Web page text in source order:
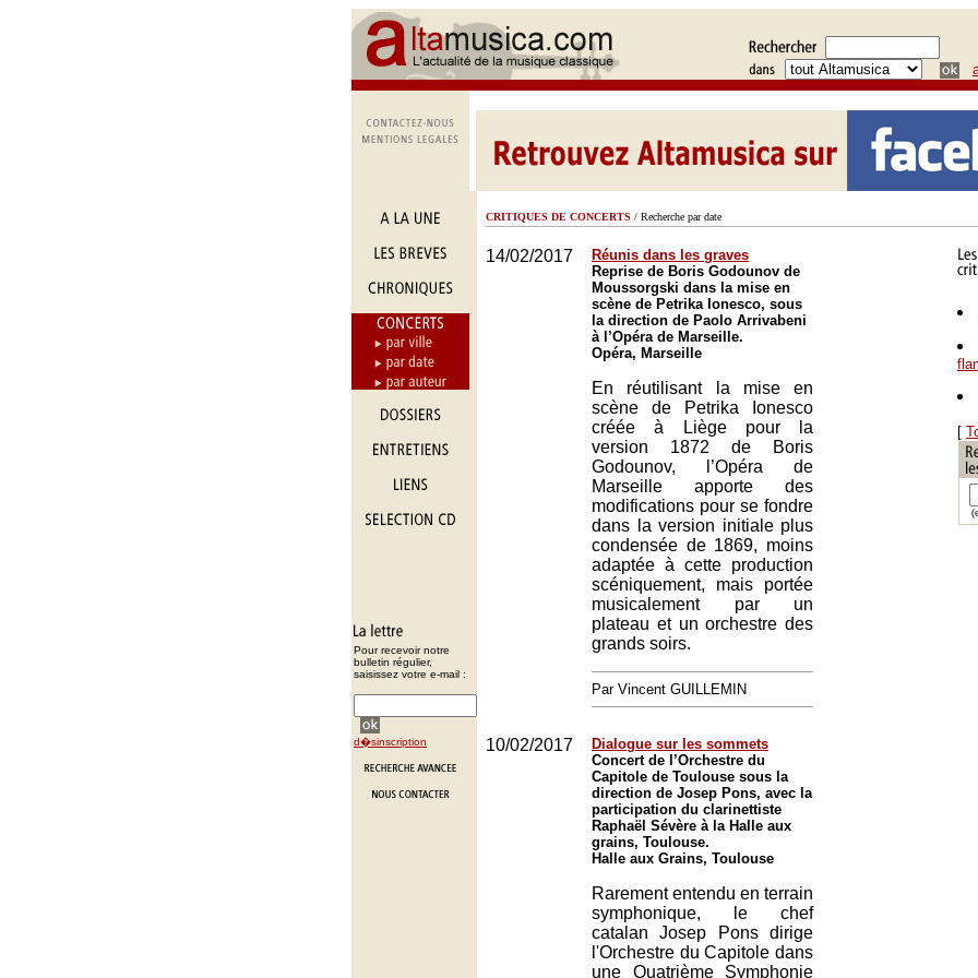
Pour recevoir notre
bulletin régulier,
saisissez votre e-mail :
d�sinscription
CRITIQUES DE CONCERTS / Recherche par date
14/02/2017
Réunis dans les graves
Reprise de Boris Godounov de
Moussorgski dans la mise en
scène de Petrika Ionesco, sous
la direction de Paolo Arrivabeni
à l’Opéra de Marseille.
Opéra, Marseille
En réutilisant la mise en
scène de Petrika Ionesco
créée à Liège pour la
version 1872 de Boris
Godounov, l’Opéra de
Marseille apporte des
modifications pour se fondre
dans la version initiale plus
condensée de 1869, moins
adaptée à cette production
scéniquement, mais portée
musicalement par un
plateau et un orchestre des
grands soirs.
Par Vincent GUILLEMIN
10/02/2017
Dialogue sur les sommets
Concert de l’Orchestre du
Capitole de Toulouse sous la
direction de Josep Pons, avec la
participation du clarinettiste
Raphaël Sévère à la Halle aux
grains, Toulouse.
Halle aux Grains, Toulouse
Rarement entendu en terrain
symphonique, le chef
catalan Josep Pons dirige
l'Orchestre du Capitole dans
une Quatrième Symphonie
[